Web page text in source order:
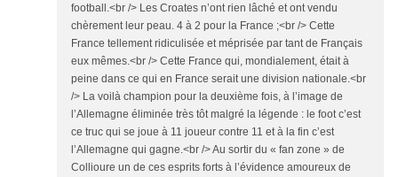
football.<br /> Les Croates n’ont rien lâché et ont vendu
chèrement leur peau. 4 à 2 pour la France ;<br /> Cette
France tellement ridiculisée et méprisée par tant de Français
eux mêmes.<br /> Cette France qui, mondialement, était à
peine dans ce qui en France serait une division nationale.<br
/> La voilà champion pour la deuxième fois, à l’image de
l’Allemagne éliminée très tôt malgré la légende : le foot c’est
ce truc qui se joue à 11 joueur contre 11 et à la fin c’est
l’Allemagne qui gagne.<br /> Au sortir du « fan zone » de
Collioure un de ces esprits forts à l’évidence amoureux de